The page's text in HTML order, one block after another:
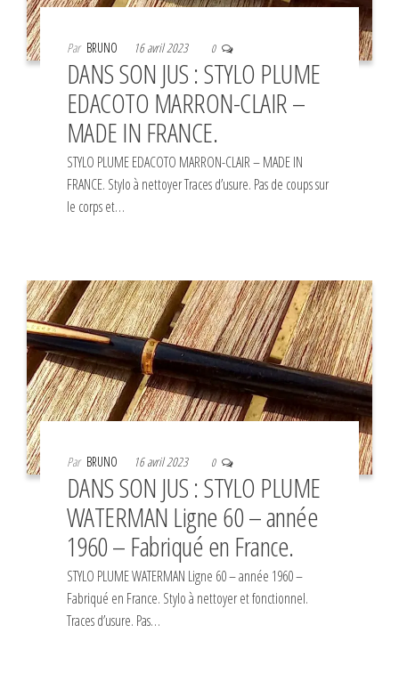
Par BRUNO 16 avril 2023 0
DANS SON JUS : STYLO PLUME
EDACOTO MARRON-CLAIR –
MADE IN FRANCE.
STYLO PLUME EDACOTO MARRON-CLAIR – MADE IN
FRANCE. Stylo à nettoyer Traces d’usure. Pas de coups sur
le corps et…
Par BRUNO 16 avril 2023 0
DANS SON JUS : STYLO PLUME
WATERMAN Ligne 60 – année
1960 – Fabriqué en France.
STYLO PLUME WATERMAN Ligne 60 – année 1960 –
Fabriqué en France. Stylo à nettoyer et fonctionnel.
Traces d’usure. Pas…